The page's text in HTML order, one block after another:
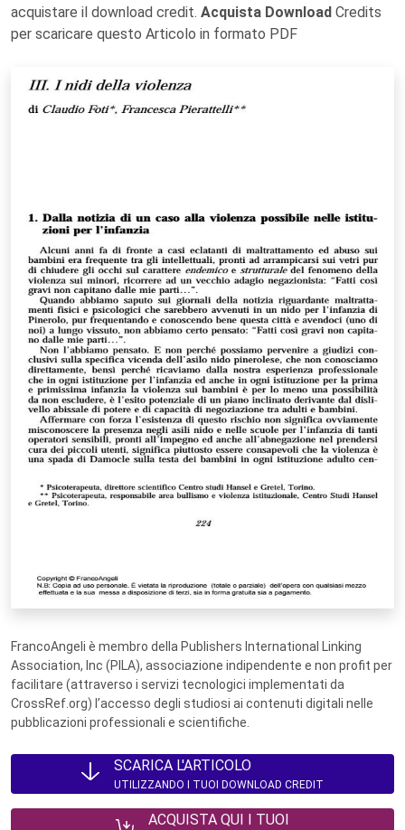
acquistare il download credit. Acquista Download Credits
per scaricare questo Articolo in formato PDF
FrancoAngeli è membro della Publishers International Linking
Association, Inc (PILA), associazione indipendente e non profit per
facilitare (attraverso i servizi tecnologici implementati da
CrossRef.org) l’accesso degli studiosi ai contenuti digitali nelle
pubblicazioni professionali e scientifiche.
SCARICA L'ARTICOLO
UTILIZZANDO I TUOI DOWNLOAD CREDIT
ACQUISTA QUI I TUOI